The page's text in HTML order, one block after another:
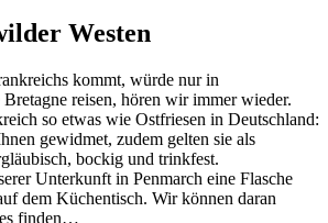
Westen
kommt, würde nur in
reisen, hören wir immer wieder.
so etwas wie Ostfriesen in Deutschland:
gewidmet, zudem gelten sie als
bockig und trinkfest.
Unterkunft in Penmarch eine Flasche
dem Küchentisch. Wir können daran
finden…